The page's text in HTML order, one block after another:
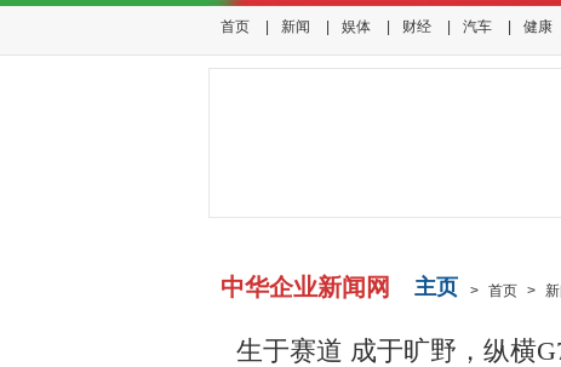
首页 新闻 娱体 财经 汽车 健康
中华企业新闻网 主页 > 首页 >
生于赛道 成于旷野，纵横